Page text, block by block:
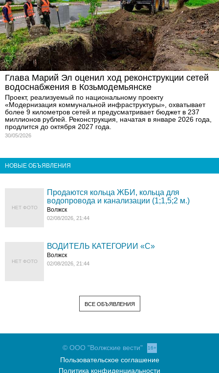
Глава Марий Эл оценил ход реконструкции сетей
водоснабжения в Козьмодемьянске
Проект, реализуемый по национальному проекту
«Модернизация коммунальной инфраструктуры», охватывает
более 9 километров сетей и предусматривает бюджет в 237
миллионов рублей. Реконструкция, начатая в январе 2026 года,
продлится до октября 2027 года.
30/05/2026
НОВЫЕ ОБЪЯВЛЕНИЯ
НЕТ ФОТО
Продаются кольца ЖБИ, кольца для
водопровода и канализации (1;1,5;2 м.)
Волжск
02/08/2026, 21:44
НЕТ ФОТО
ВОДИТЕЛЬ КАТЕГОРИИ «C»
Волжск
02/08/2026, 21:44
ВСЕ ОБЪЯВЛЕНИЯ
© ООО "Волжские вести" 16+
Пользовательское соглашение
Политика конфиденциальности